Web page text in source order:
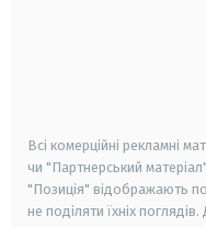
Всі комерційні рекламні
чи "Партнерський
"Позиція" відображають
не поділяти їхніх